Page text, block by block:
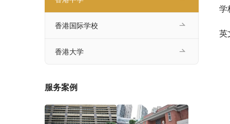
学
英
香港国际学校
香港大学
服务案例